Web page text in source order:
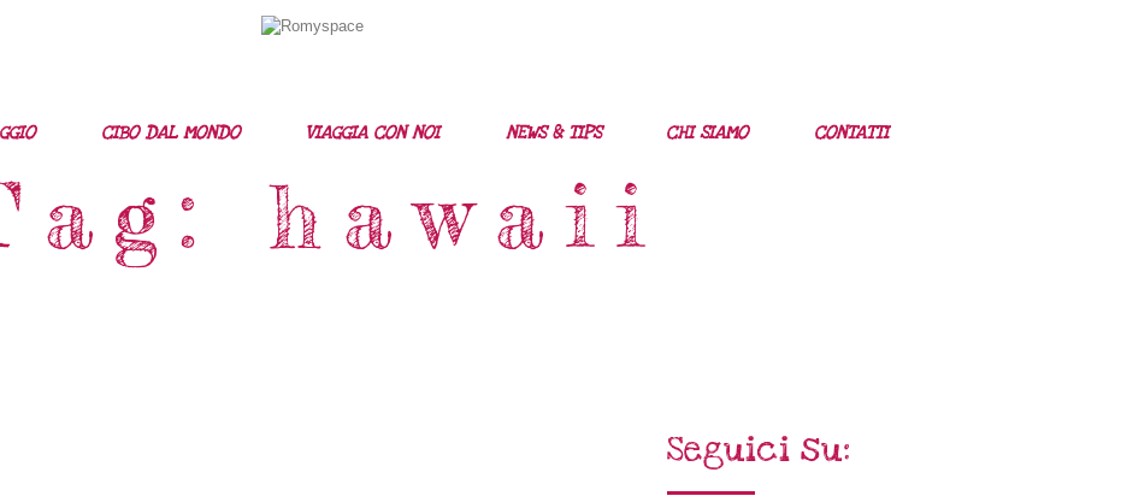
CIBO DAL MONDO VIAGGIA CON NOI NEWS & TIPS CHI SIAMO CONTATTI
hawaii
Cibo Dal Mondo
Viaggia Con Noi
News & Tips
Seguici su: